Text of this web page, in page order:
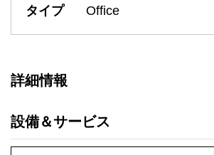
タイプ
Office
詳細情報
設備＆サービス